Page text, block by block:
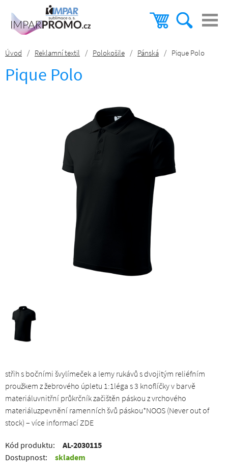
Úvod / Reklamní textil / Polokošile / Pánská / Pique Polo
Pique Polo
střih s bočními švylímeček a lemy rukávů s dvojitým reliéfním
proužkem z žebrového úpletu 1:1léga s 3 knoflíčky v barvě
materiáluvnitřní průkrčník začištěn páskou z vrchového
materiáluzpevnění ramenních švů páskou*NOOS (Never out of
stock) – více informací ZDE
Kód produktu:
AL-2030115
Dostupnost:
skladem